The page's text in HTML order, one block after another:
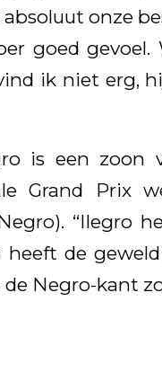
onze
goed gevoel.
ik niet erg,
is een zoon
Grand Prix
“Ilegro
heeft de
Negro-kant